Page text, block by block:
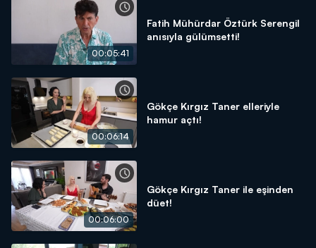
00:05:41
Fatih Mühürdar Öztürk Serengil
anısıyla gülümsetti!
00:06:14
Gökçe Kırgız Taner elleriyle
hamur açtı!
00:06:00
Gökçe Kırgız Taner ile eşinden
düet!